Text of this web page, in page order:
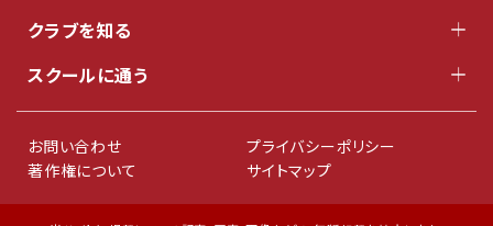
クラブを知る
スクールに通う
お問い合わせ
プライバシーポリシー
著作権について
サイトマップ